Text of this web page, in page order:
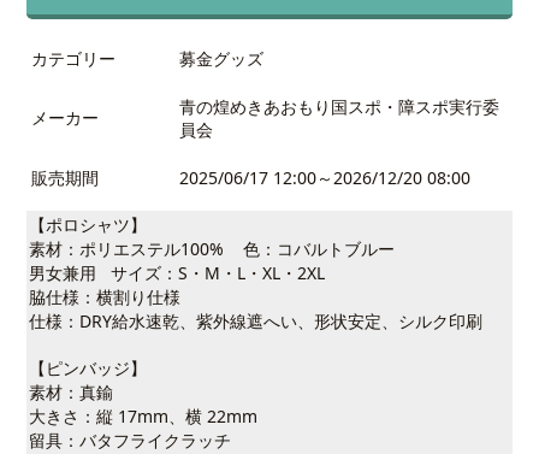
カテゴリー 募金グッズ
メーカー
青の煌めきあおもり国スポ・障スポ実行委
員会
販売期間 2025/06/17 12:00～2026/12/20 08:00
【ポロシャツ】
素材：ポリエステル100% 色：コバルトブルー
男女兼用 サイズ：S・M・L・XL・2XL
脇仕様：横割り仕様
仕様：DRY給水速乾、紫外線遮へい、形状安定、シルク印刷
【ピンバッジ】
素材：真鍮
大きさ：縦 17mm、横 22mm
留具：バタフライクラッチ